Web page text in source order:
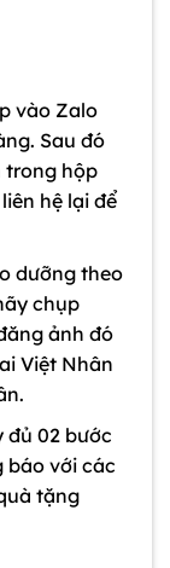
vào Zalo
Sau đó
trong hộp
hệ lại để
dưỡng theo
chụp
ảnh đó
Việt Nhân
đủ 02 bước
báo với các
tặng